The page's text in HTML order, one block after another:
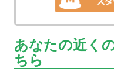
あなたの近く
ちら